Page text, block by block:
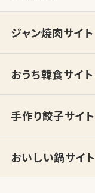
ジャン焼肉サイト
おうち韓食サイト
手作り餃子サイト
おいしい鍋サイト